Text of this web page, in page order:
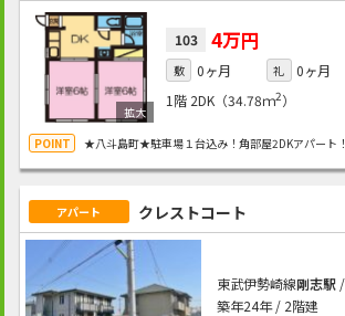
103 4万円
敷 0ヶ月 礼
0ヶ月
1階 2DK（34.78ｍ2）
★八斗島町★駐車場１台込み！角部屋2DKアパート！
アパート クレストコート
東武伊勢崎線剛志駅/
築年24年 / 2階建